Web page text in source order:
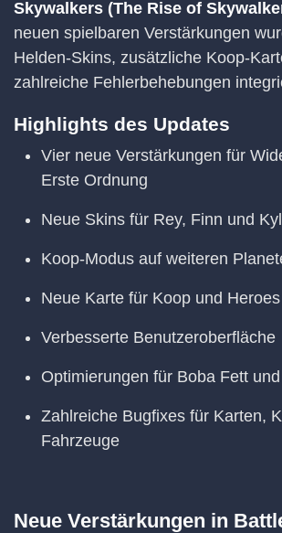
Skywalkers (The Rise of
neuen spielbaren Verstärkungen
Helden-Skins, zusätzliche Koop-
zahlreiche Fehlerbehebungen
Highlights des Updates
Vier neue Verstärkungen für
Erste Ordnung
Neue Skins für Rey, Finn und
Koop-Modus auf weiteren
Neue Karte für Koop und
Verbesserte Benutzeroberfläche
Optimierungen für Boba Fett
Zahlreiche Bugfixes für Karten,
Fahrzeuge
Neue Verstärkungen in